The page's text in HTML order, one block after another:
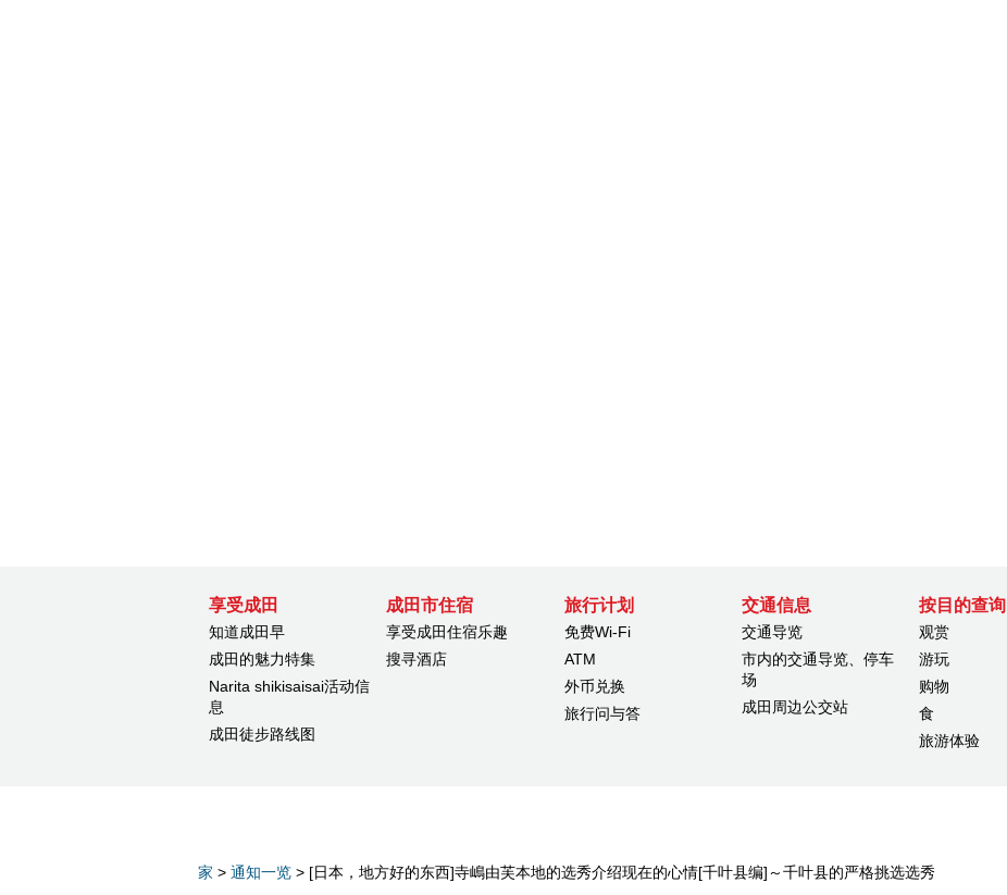
享受成田
知道成田早
成田的魅力特集
Narita shikisaisai活动信
息
成田徒步路线图
成田市住宿
享受成田住宿乐趣
搜寻酒店
旅行计划
免费Wi-Fi
ATM
外币兑换
旅行问与答
交通信息
交通导览
市内的交通导览、停车
场
成田周边公交站
按目的查询
观赏
游玩
购物
食
旅游体验
家 > 通知一览 > [日本，地方好的东西]寺嶋由芙本地的选秀介绍现在的心情[千叶县编]～千叶县的严格挑选选秀